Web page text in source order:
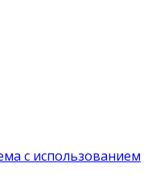
с использованием